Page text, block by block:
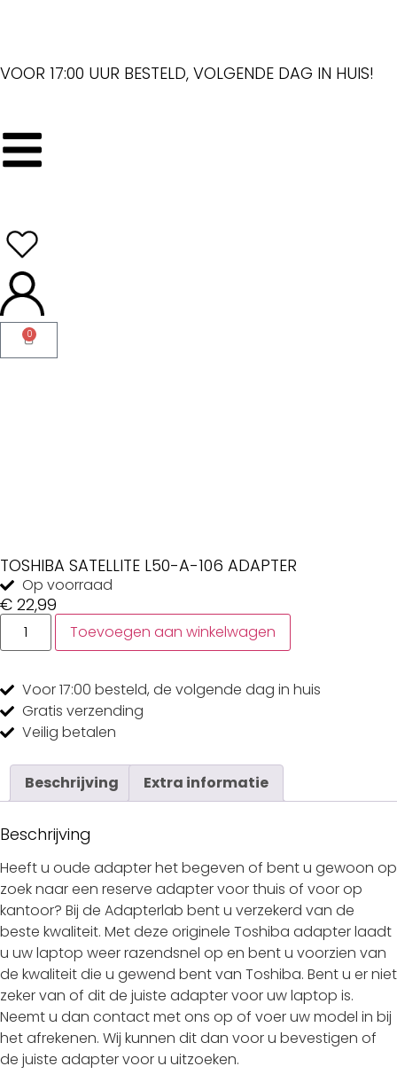
VOOR 17:00 UUR BESTELD, VOLGENDE DAG IN HUIS!
0
TOSHIBA SATELLITE L50-A-106 ADAPTER
Op voorraad
€ 22,99
Toevoegen aan winkelwagen
Voor 17:00 besteld, de volgende dag in huis
Gratis verzending
Veilig betalen
Beschrijving Extra informatie
Beschrijving
Heeft u oude adapter het begeven of bent u gewoon op
zoek naar een reserve adapter voor thuis of voor op
kantoor? Bij de Adapterlab bent u verzekerd van de
beste kwaliteit. Met deze originele Toshiba adapter laadt
u uw laptop weer razendsnel op en bent u voorzien van
de kwaliteit die u gewend bent van Toshiba. Bent u er niet
zeker van of dit de juiste adapter voor uw laptop is.
Neemt u dan contact met ons op of voer uw model in bij
het afrekenen. Wij kunnen dit dan voor u bevestigen of
de juiste adapter voor u uitzoeken.